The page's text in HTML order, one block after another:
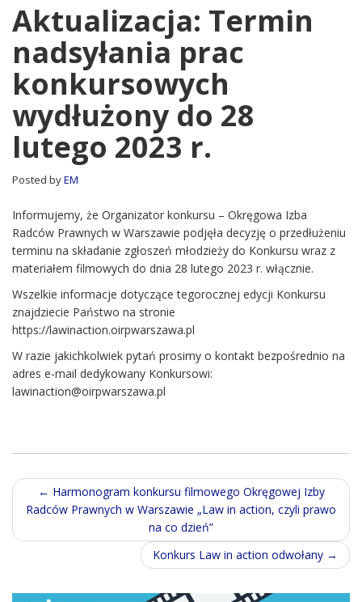
nadsyłania
konkursowych
wydłużony
do
28
lutego
Aktualizacja: Termin
nadsyłania prac
konkursowych
wydłużony do 28
lutego 2023 r.
Posted byEM
Informujemy, że Organizator konkursu – Okręgowa Izba
Radców Prawnych w Warszawie podjęła decyzję o przedłużeniu
terminu na składanie zgłoszeń młodzieży do Konkursu wraz z
materiałem filmowych do dnia 28 lutego 2023 r. włącznie.
Wszelkie informacje dotyczące tegorocznej edycji Konkursu
znajdziecie Państwo na stronie
https://lawinaction.oirpwarszawa.pl
W razie jakichkolwiek pytań prosimy o kontakt bezpośrednio na
adres e-mail dedykowany Konkursowi:
lawinaction@oirpwarszawa.pl
Post
navigation
← Harmonogram konkursu filmowego Okręgowej Izby
Radców Prawnych w Warszawie „Law in action, czyli prawo
na co dzień”
Konkurs Law in action odwołany →